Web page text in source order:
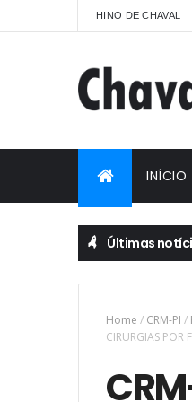
HINO DE CHAVAL
INÍCIO
Últimas
Home / CRM-PI /
CIRURGIAS POR